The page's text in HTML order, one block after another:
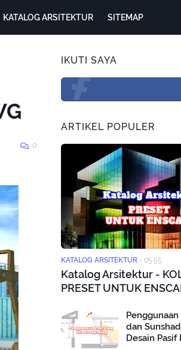
KATALOG ARSITEKTUR SITEMAP
0
IKUTI SAYA
ARTIKEL POPULER
KATALOG ARSITEKTUR - 05.55
Katalog Arsitektur -
PRESET UNTUK
dan
Desain Pasif